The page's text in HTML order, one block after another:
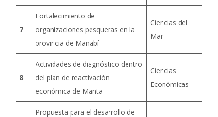
7
Fortalecimiento de
organizaciones pesqueras en la
provincia de Manabí
Ciencias del
Mar
8
Actividades de diagnóstico dentro
del plan de reactivación
económica de Manta
Ciencias
Económicas
Propuesta para el desarrollo de